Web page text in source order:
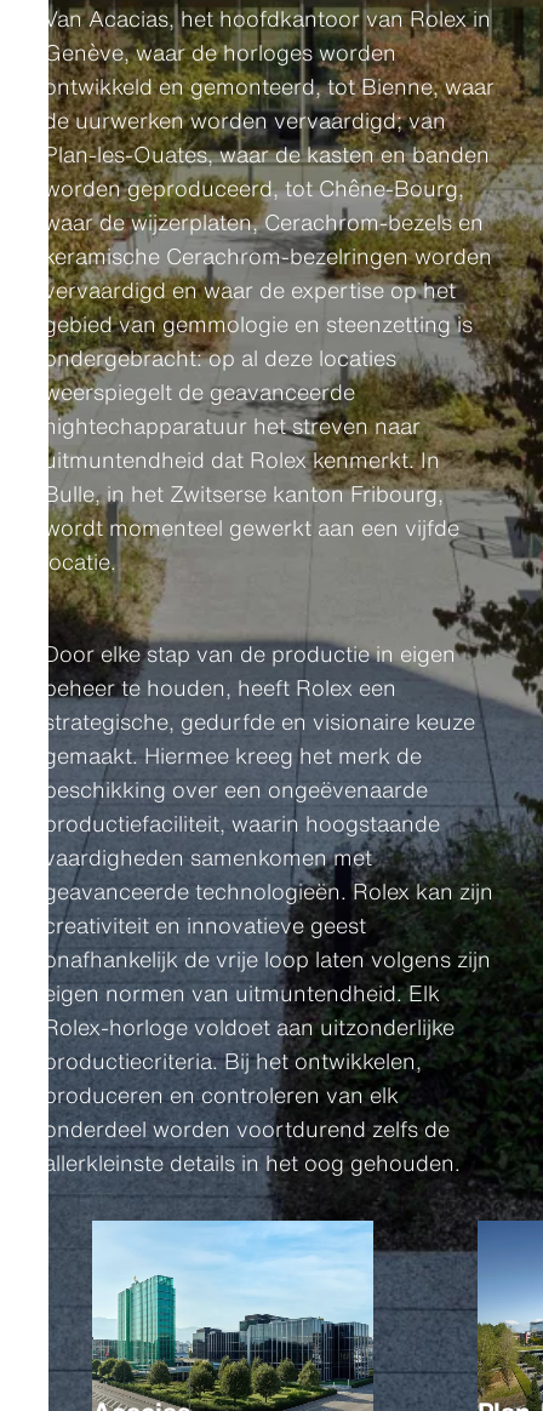
Van Acacias, het hoofdkantoor van Rolex in
Genève, waar de horloges worden
ontwikkeld en gemonteerd, tot Bienne, waar
de uurwerken worden vervaardigd; van
Plan-les-Ouates, waar de kasten en banden
worden geproduceerd, tot Chêne-Bourg,
waar de wijzerplaten, Cerachrom-bezels en
keramische Cerachrom-bezelringen worden
vervaardigd en waar de expertise op het
gebied van gemmologie en steenzetting is
ondergebracht: op al deze locaties
weerspiegelt de geavanceerde
hightechapparatuur het streven naar
uitmuntendheid dat Rolex kenmerkt. In
Bulle, in het Zwitserse kanton Fribourg,
wordt momenteel gewerkt aan een vijfde
locatie.
Door elke stap van de productie in eigen
beheer te houden, heeft Rolex een
strategische, gedurfde en visionaire keuze
gemaakt. Hiermee kreeg het merk de
beschikking over een ongeëvenaarde
productiefaciliteit, waarin hoogstaande
vaardigheden samenkomen met
geavanceerde technologieën. Rolex kan zijn
creativiteit en innovatieve geest
onafhankelijk de vrije loop laten volgens zijn
eigen normen van uitmuntendheid. Elk
Rolex-horloge voldoet aan uitzonderlijke
productiecriteria. Bij het ontwikkelen,
produceren en controleren van elk
onderdeel worden voortdurend zelfs de
allerkleinste details in het oog gehouden.